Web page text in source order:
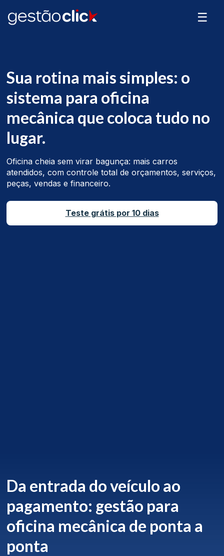
☰
Sua rotina mais simples: o
sistema para oficina
mecânica que coloca tudo no
lugar.
Oficina cheia sem virar bagunça: mais carros
atendidos, com controle total de orçamentos, serviços,
peças, vendas e financeiro.
Teste grátis por 10 dias
Da entrada do veículo ao
pagamento: gestão para
oficina mecânica de ponta a
ponta